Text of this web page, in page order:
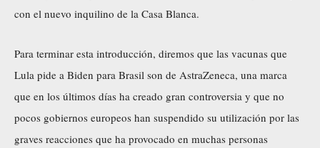
con el nuevo inquilino de la Casa Blanca.
Para terminar esta introducción, diremos que las vacunas que
Lula pide a Biden para Brasil son de AstraZeneca, una marca
que en los últimos días ha creado gran controversia y que no
pocos gobiernos europeos han suspendido su utilización por las
graves reacciones que ha provocado en muchas personas